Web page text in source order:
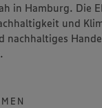
in Hamburg. Die
und
nachhaltiges